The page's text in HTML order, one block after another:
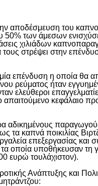
αποδέσμευση του
50% των άμεσων
χιλιάδων
στρέψει στην
επένδυση η οποία θα
ρεύματος ήταν
ελεύθεροι
κεφάλαιο
αδικημένους
τα καπνά ποικιλίας
επεξεργασίας και
οποία υποθήκευσαν τη
ευρώ τουλάχιστον).
Ανάπτυξης και